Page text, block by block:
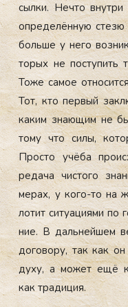
сыл­ки. Неч­то
оп­ре­делён­ную
боль­ше у не­го
торых не пос­ту­пить
То­же са­мое
Тот, кто пер­вый
каким зна­ющим не
тому что си­лы,
Прос­то учё­ба
реда­ча чис­то­го
мерах, у ко­го-то на
лотит си­ту­аци­ями по
ние. В даль­ней­шем
до­гово­ру, так как
ду­ху, а мо­жет ещё
как тра­диция.